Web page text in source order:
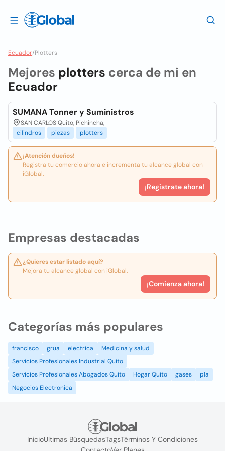
Ecuador/Plotters
Empresas destacadas
¿Quieres estar listado aquí?
Mejora tu alcance global con iGlobal.
¡Comienza ahora!
Mejores plotters cerca de mi en
Ecuador
SUMANA Tonner y Suministros
SAN CARLOS Quito, Pichincha,
cilindros
piezas plotters
¡Atención dueños!
Registra tu comercio ahora e incrementa tu alcance global con
iGlobal.
¡Registrate ahora!
Categorías más populares
francisco grua electrica
Medicina y salud
Servicios Profesionales Industrial Quito
Servicios Profesionales Abogados Quito
Hogar Quito gases
pla
Negocios Electronica
InicioUltimas BúsquedasTagsTérminos Y Condiciones